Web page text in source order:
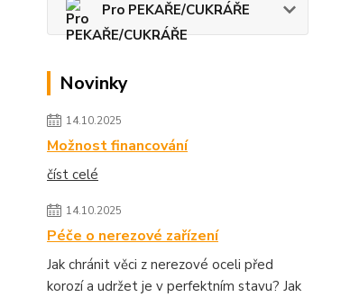
Pro PEKAŘE/CUKRÁŘE
Novinky
14.10.2025
Možnost financování
číst celé
14.10.2025
Péče o nerezové zařízení
Jak chránit věci z nerezové oceli před
korozí a udržet je v perfektním stavu? Jak